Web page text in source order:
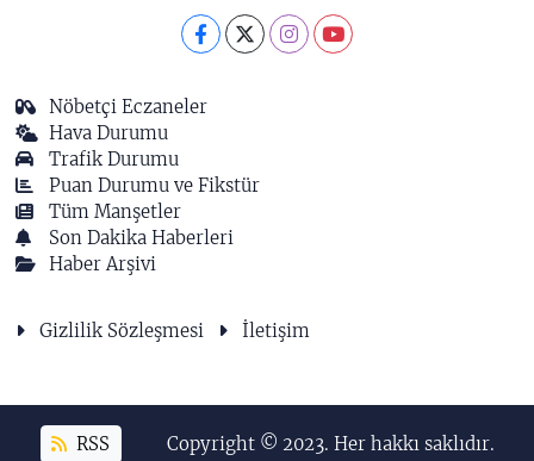
Nöbetçi Eczaneler
Hava Durumu
Trafik Durumu
Puan Durumu ve Fikstür
Tüm Manşetler
Son Dakika Haberleri
Haber Arşivi
Gizlilik Sözleşmesi İletişim
RSS Copyright © 2023. Her hakkı saklıdır.